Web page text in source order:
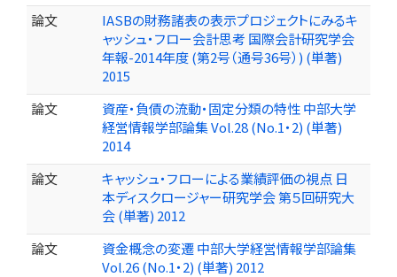
論文
IASBの財務諸表の表示プロジェクトにみるキ
ャッシュ・フロー会計思考 国際会計研究学会
年報-2014年度 (第2号（通号36号）) (単著)
2015
論文
資産・負債の流動・固定分類の特性 中部大学
経営情報学部論集 Vol.28 (No.1・2) (単著)
2014
論文
キャッシュ・フローによる業績評価の視点 日
本ディスクロージャー研究学会 第５回研究大
会 (単著) 2012
論文
資金概念の変遷 中部大学経営情報学部論集
Vol.26 (No.1・2) (単著) 2012